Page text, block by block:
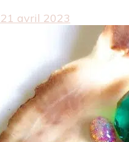
21 avril 2023